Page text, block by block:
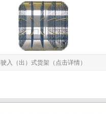
驶入（出）式货架（点击详情）